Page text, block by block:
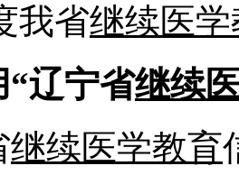
我省继续医
“辽宁省继续
继续医学教育